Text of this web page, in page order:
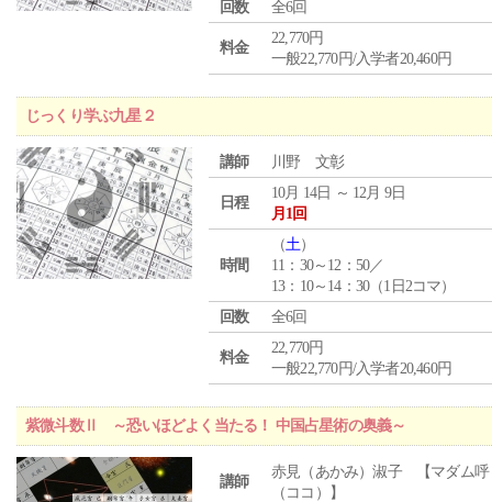
回数 全6回
料金
22,770円
一般22,770円/入学者20,460円
じっくり学ぶ九星２
講師 川野 文彰
日程
10月 14日 ～ 12月 9日
月1回
時間
（土）
11：30～12：50／
13：10～14：30（1日2コマ）
回数
全6回
料金
22,770円
一般22,770円/入学者20,460円
紫微斗数Ⅱ ～恐いほどよく当たる！ 中国占星術の奥義～
講師
赤見（あかみ）淑子 【マダム呼
（ココ）】